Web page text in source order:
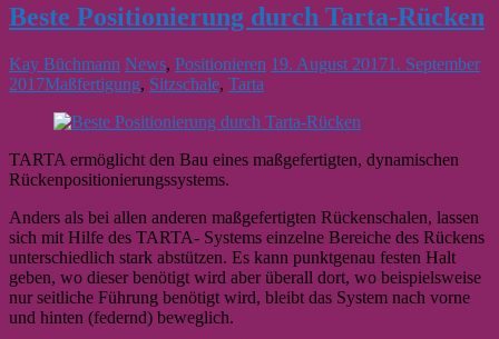
Beste Positionierung durch Tarta-Rücken
Kay Büchmann News, Positionieren 19. August 20171. September
2017Maßfertigung, Sitzschale, Tarta
TARTA ermöglicht den Bau eines maßgefertigten, dynamischen
Rückenpositionierungssystems.
Anders als bei allen anderen maßgefertigten Rückenschalen, lassen
sich mit Hilfe des TARTA- Systems einzelne Bereiche des Rückens
unterschiedlich stark abstützen. Es kann punktgenau festen Halt
geben, wo dieser benötigt wird aber überall dort, wo beispielsweise
nur seitliche Führung benötigt wird, bleibt das System nach vorne
und hinten (federnd) beweglich.